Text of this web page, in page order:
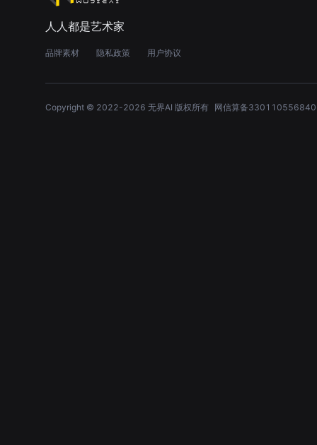
人人都是艺术家
品牌素材 隐私政策 用户协议
Copyright © 2022-2026 无界AI 版权所有 网信算备